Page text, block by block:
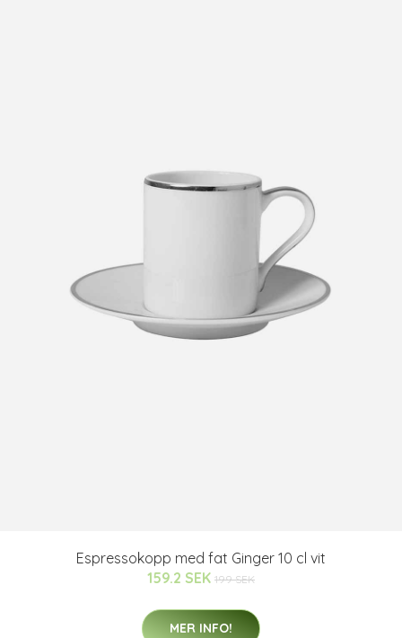
Espressokopp med fat Ginger 10 cl vit
159.2 SEK 199 SEK
MER INFO!